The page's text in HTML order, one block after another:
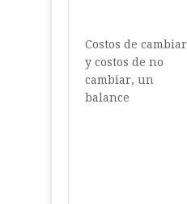
Costos de cambiar
y costos de no
cambiar, un
balance